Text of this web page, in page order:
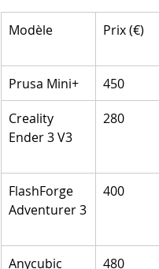
Modèle Prix (€)
Prusa Mini+
450
Creality
Ender 3 V3
280
FlashForge
Adventurer 3
400
Anycubic
480